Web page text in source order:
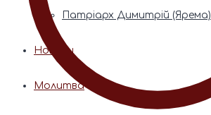
Патріарх Димитрій (Ярема)
Новини
Молитва